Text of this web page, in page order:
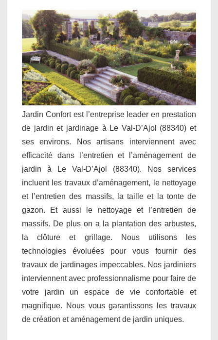
Jardin Confort est l’entreprise leader en prestation
de jardin et jardinage à Le Val-D’Ajol (88340) et
ses environs. Nos artisans interviennent avec
efficacité dans l’entretien et l’aménagement de
jardin à Le Val-D’Ajol (88340). Nos services
incluent les travaux d’aménagement, le nettoyage
et l’entretien des massifs, la taille et la tonte de
gazon. Et aussi le nettoyage et l’entretien de
massifs. De plus on a la plantation des arbustes,
la clôture et grillage. Nous utilisons les
technologies évoluées pour vous fournir des
travaux de jardinages impeccables. Nos jardiniers
interviennent avec professionnalisme pour faire de
votre jardin un espace de vie confortable et
magnifique. Nous vous garantissons les travaux
de création et aménagement de jardin uniques.